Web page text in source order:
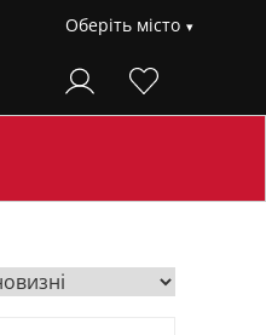
Оберіть місто